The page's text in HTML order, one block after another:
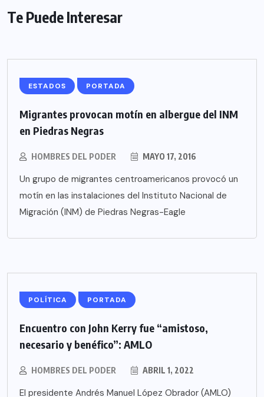
Te Puede Interesar
ESTADOS PORTADA
Migrantes provocan motín en albergue del INM
en Piedras Negras
HOMBRES DEL PODER MAYO 17, 2016
Un grupo de migrantes centroamericanos provocó un
motín en las instalaciones del Instituto Nacional de
Migración (INM) de Piedras Negras-Eagle
POLÍTICA PORTADA
Encuentro con John Kerry fue “amistoso,
necesario y benéfico”: AMLO
HOMBRES DEL PODER ABRIL 1, 2022
El presidente Andrés Manuel López Obrador (AMLO)